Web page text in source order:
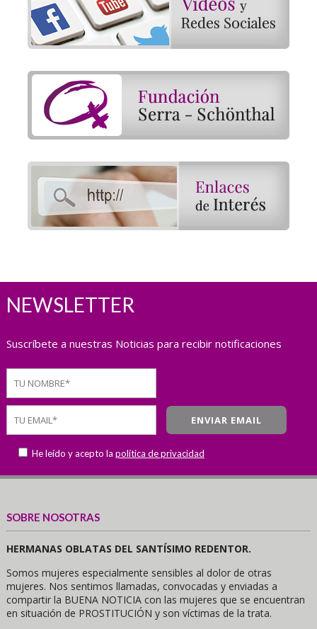
NEWSLETTER
Suscríbete a nuestras Noticias para recibir notificaciones
He leído y acepto la política de privacidad
SOBRE NOSOTRAS
HERMANAS OBLATAS DEL SANTÍSIMO REDENTOR.
Somos mujeres especialmente sensibles al dolor de otras
mujeres. Nos sentimos llamadas, convocadas y enviadas a
compartir la BUENA NOTICIA con las mujeres que se encuentran
en situación de PROSTITUCIÓN y son víctimas de la trata.